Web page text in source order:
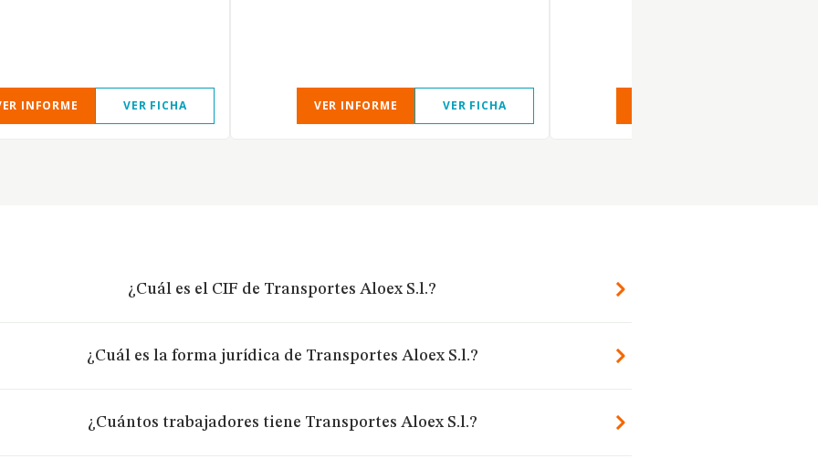
INFORME VER FICHA VER INFORME VER FICHA
¿Cuál es el CIF de Transportes Aloex S.l.?
¿Cuál es la forma jurídica de Transportes Aloex S.l.?
¿Cuántos trabajadores tiene Transportes Aloex S.l.?